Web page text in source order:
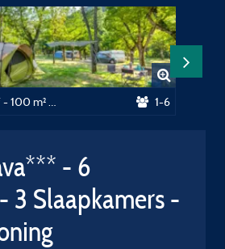
1-6
- 6
3 Slaapkamers -